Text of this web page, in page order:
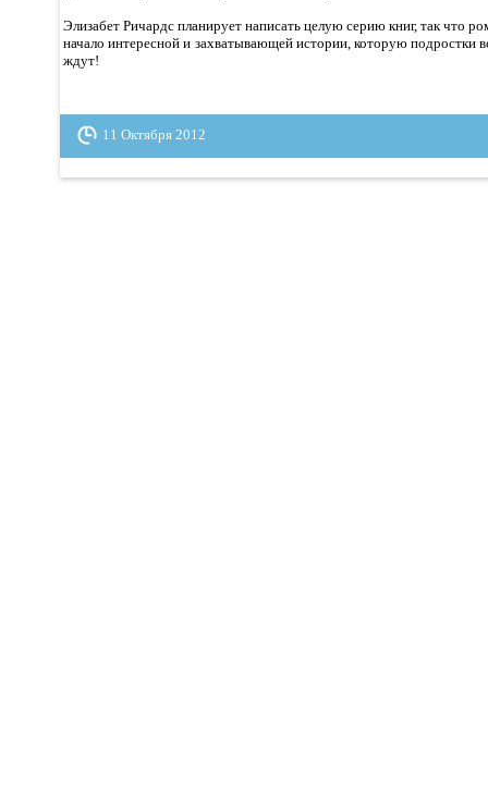
Элизабет Ричардс планирует написать целую серию книг, так что
начало интересной и захватывающей истории, которую подростки
ждут!
11 Октября 2012